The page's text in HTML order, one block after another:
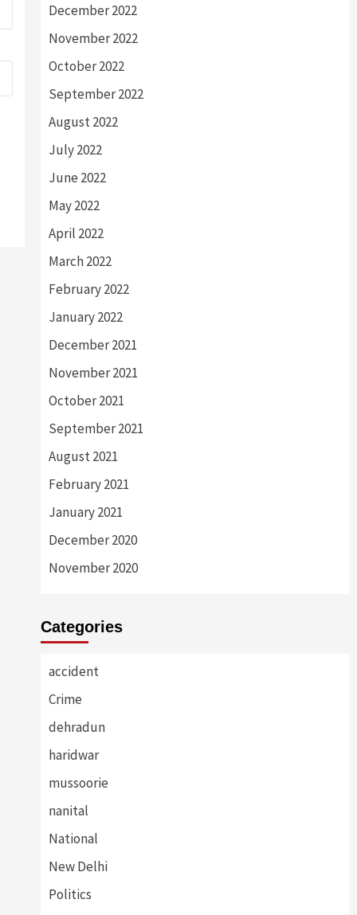
December 2022
November 2022
October 2022
September 2022
August 2022
July 2022
June 2022
May 2022
April 2022
March 2022
February 2022
January 2022
December 2021
November 2021
October 2021
September 2021
August 2021
February 2021
January 2021
December 2020
November 2020
Categories
accident
Crime
dehradun
haridwar
mussoorie
nanital
National
New Delhi
Politics